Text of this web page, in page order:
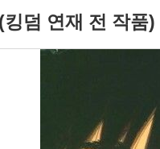
덤 연재 전 작품)
고객문의
업무 제휴 문의